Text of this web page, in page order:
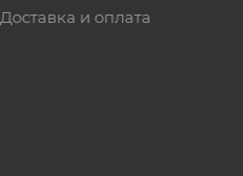
Доставка и оплата